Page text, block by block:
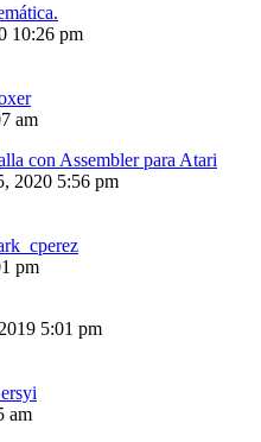
10:26 pm
am
con Assembler para Atari
2020 5:56 pm
pm
5:01 pm
am